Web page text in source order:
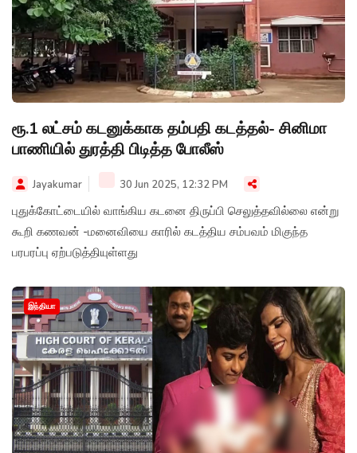
ரூ.1 லட்சம் கடனுக்காக தம்பதி கடத்தல்- சினிமா
பாணியில் துரத்தி பிடித்த போலீஸ்
Jayakumar 30 Jun 2025, 12:32 PM
புதுக்கோட்டையில் வாங்கிய கடனை திருப்பி செலுத்தவில்லை என்று
கூறி கணவன் -மனைவியை காரில் கடத்திய சம்பவம் மிகுந்த
பரபரப்பு ஏற்படுத்தியுள்ளது
இந்தியா